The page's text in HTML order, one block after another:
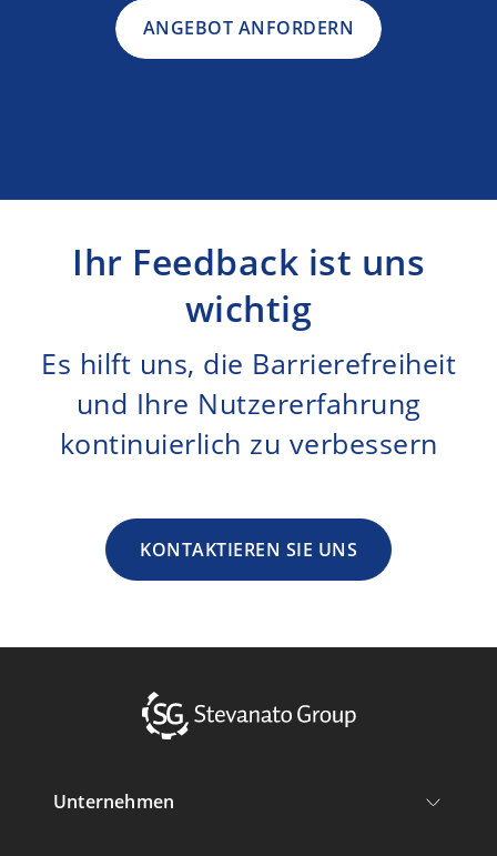
ANGEBOT ANFORDERN
Ihr Feedback ist uns
wichtig
Es hilft uns, die Barrierefreiheit
und Ihre Nutzererfahrung
kontinuierlich zu verbessern
KONTAKTIEREN SIE UNS
Unternehmen